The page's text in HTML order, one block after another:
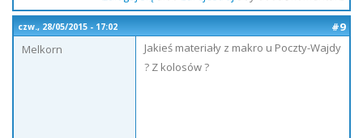
czw., 28/05/2015 - 17:02
#9
Melkorn
Jakieś materiały z makro u Poczty-Wajdy
? Z kolosów ?